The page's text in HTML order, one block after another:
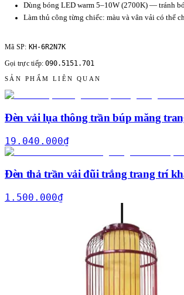
Dùng bóng LED warm 5–10W (2700K) — tránh
Làm thủ công từng chiếc: màu và vân vải có thể
Mã SP: KH-6R2N7K
Gọi trực tiếp:090.5151.701
SẢN PHẨM LIÊN QUAN
Đèn vải lụa thông trần búp măng
19.040.000₫
Đèn thả trần vải đũi trắng trang trí
1.500.000₫